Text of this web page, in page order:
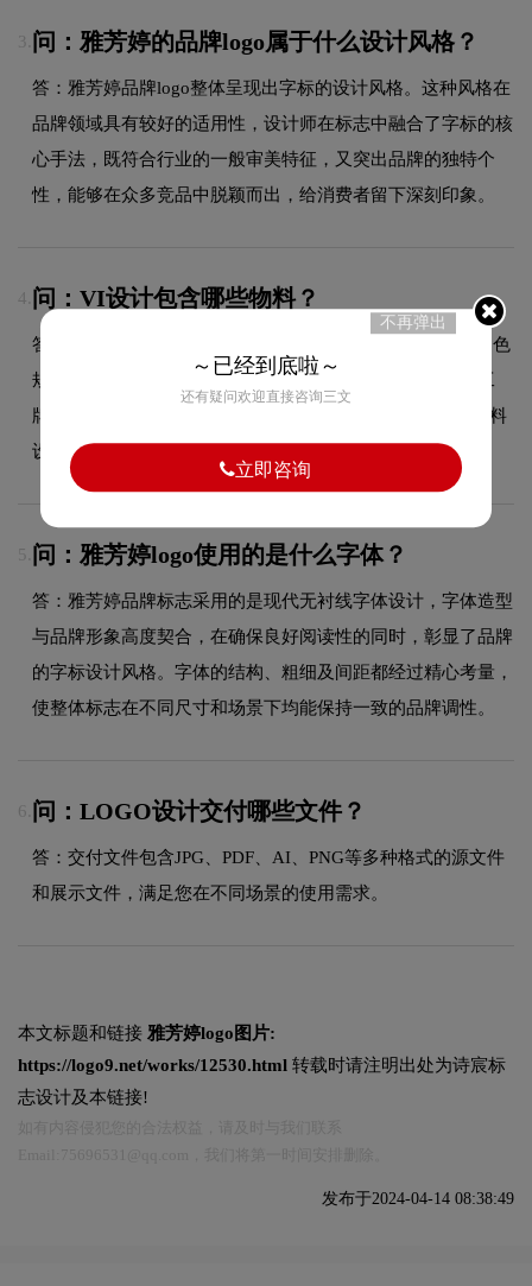
3. 问：雅芳婷的品牌logo属于什么设计风格？
答：雅芳婷品牌logo整体呈现出字标的设计风格。这种风格在
品牌领域具有较好的适用性，设计师在标志中融合了字标的核
心手法，既符合行业的一般审美特征，又突出品牌的独特个
性，能够在众多竞品中脱颖而出，给消费者留下深刻印象。
4. 问：VI设计包含哪些物料？
答：VI设计包含基础系统（LOGO规范、标准色规范、辅助色
规范、标准字体规范）和应用系统（名片、信封、信纸、工
牌、纸杯、手提袋、PPT模板、员工胸牌等全套企业视觉物料
设计）。
5. 问：雅芳婷logo使用的是什么字体？
答：雅芳婷品牌标志采用的是现代无衬线字体设计，字体造型
与品牌形象高度契合，在确保良好阅读性的同时，彰显了品牌
的字标设计风格。字体的结构、粗细及间距都经过精心考量，
使整体标志在不同尺寸和场景下均能保持一致的品牌调性。
6. 问：LOGO设计交付哪些文件？
答：交付文件包含JPG、PDF、AI、PNG等多种格式的源文件
和展示文件，满足您在不同场景的使用需求。
本文标题和链接 雅芳婷logo图片:
https://logo9.net/works/12530.html 转载时请注明出处为诗宸标
志设计及本链接!
发布于2024-04-14 08:38:49
不再弹出
～已经到底啦～
还有疑问欢迎直接咨询三文
立即咨询